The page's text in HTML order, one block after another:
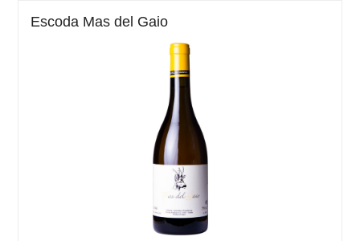
Escoda Mas del Gaio